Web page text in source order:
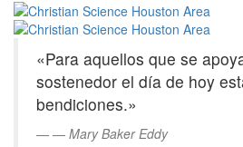
Saltar
principal
Christian
Science
Houston
Area
«Para aquellos que se
sostenedor el día de hoy
bendiciones.»
— Mary Baker Eddy